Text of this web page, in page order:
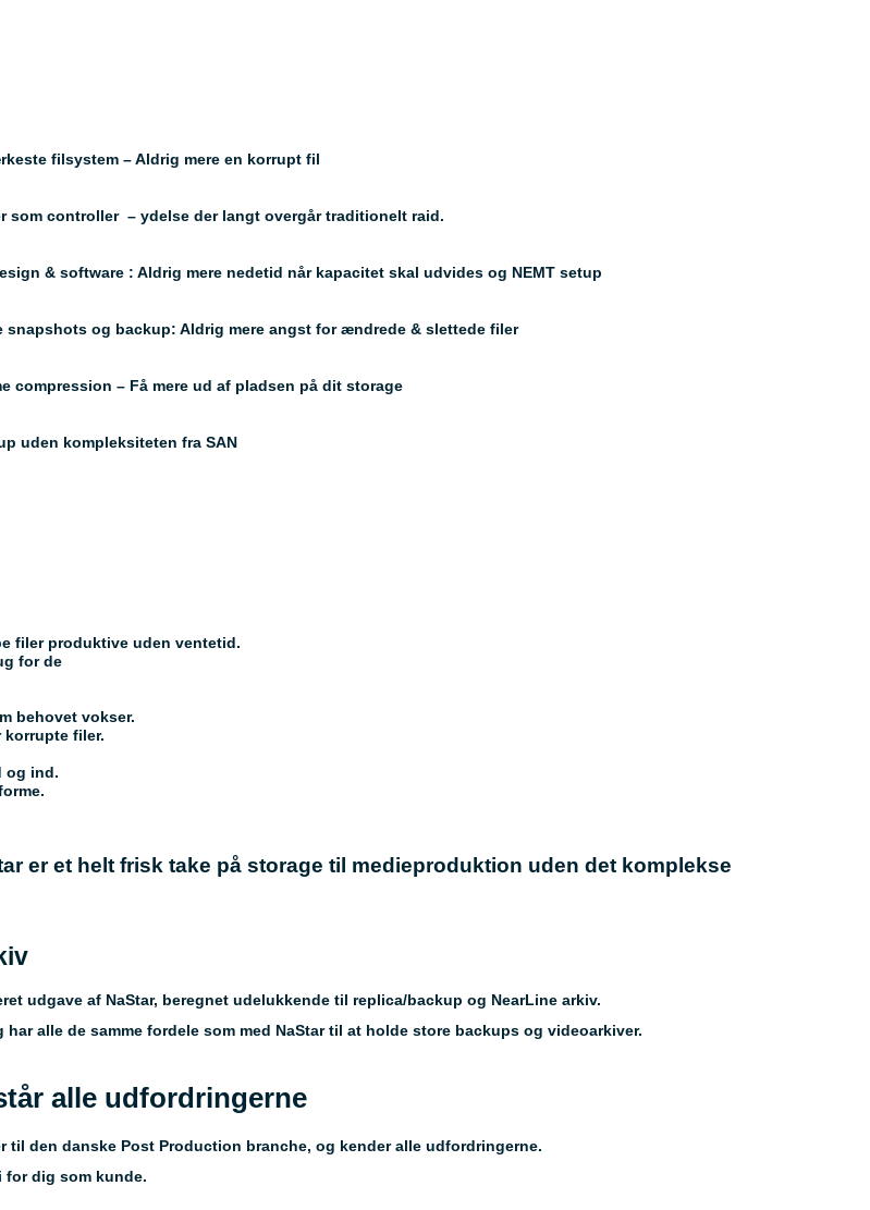
filsystem – Aldrig mere en korrupt fil
som controller – ydelse der langt overgår traditionelt raid.
& software : Aldrig mere nedetid når kapacitet skal udvides og NEMT setup
snapshots og backup: Aldrig mere angst for ændrede & slettede filer
compression – Få mere ud af pladsen på dit storage
uden kompleksiteten fra SAN
filer produktive uden ventetid.
for de
behovet vokser.
korrupte filer.
og ind.
er et helt frisk take på storage til medieproduktion uden det komplekse
udgave af NaStar, beregnet udelukkende til replica/backup og NearLine arkiv.
alle de samme fordele som med NaStar til at holde store backups og videoarkiver.
alle udfordringerne
den danske Post Production branche, og kender alle udfordringerne.
dig som kunde.